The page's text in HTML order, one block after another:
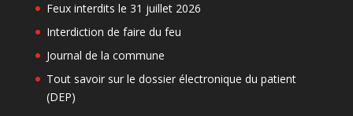
Feux interdits le 31 juillet 2026
Interdiction de faire du feu
Journal de la commune
Tout savoir sur le dossier électronique du patient
(DEP)